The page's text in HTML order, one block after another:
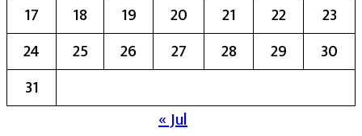
17
18 19 20 21 22
23
24
25 26 27 28 29
30
31
« Jul